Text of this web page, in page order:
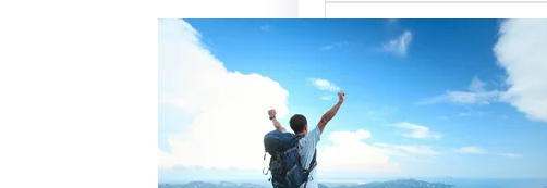
تحسين خدمات رقم شركة
سياحة: أفضل الطرق لجذب